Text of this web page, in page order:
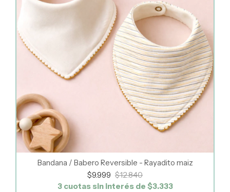
Bandana / Babero Reversible - Rayadito maiz
$9.999 $12.840
3 cuotas sin interés de $3.333